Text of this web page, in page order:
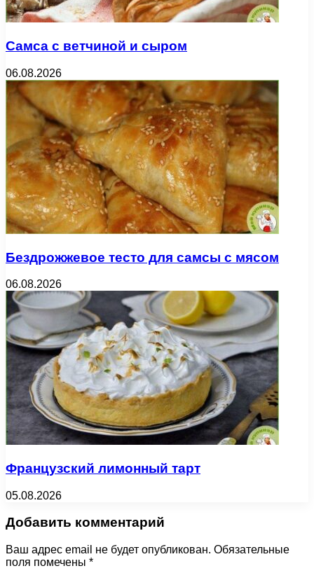
Самса с ветчиной и сыром
06.08.2026
Бездрожжевое тесто для самсы с мясом
06.08.2026
Французский лимонный тарт
05.08.2026
Добавить комментарий
Ваш адрес email не будет опубликован. Обязательные
поля помечены *